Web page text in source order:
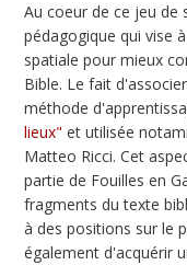
Au coeur de ce jeu de
pédagogique qui vise
spatiale pour mieux
Bible. Le fait
méthode
lieux" et utilisée
Matteo Ricci. Cet
partie de Fouilles en
fragments du texte
à des positions sur le
également d'acquérir